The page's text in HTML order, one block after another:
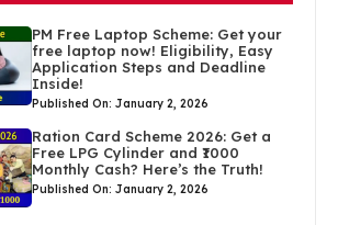
PM Free Laptop Scheme: Get your
free laptop now! Eligibility, Easy
Application Steps and Deadline
Inside!
Published On: January 2, 2026
Ration Card Scheme 2026: Get a
Free LPG Cylinder and ₹1000
Monthly Cash? Here’s the Truth!
Published On: January 2, 2026